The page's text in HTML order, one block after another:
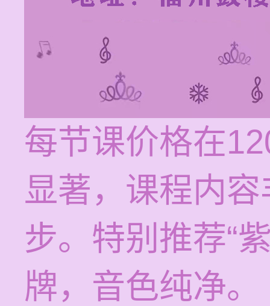
每节课价格在
显著，课程内
步。特别推荐“
牌，音色纯净。